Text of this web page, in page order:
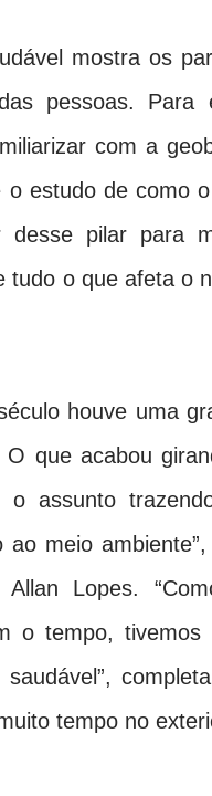
mostra os
pessoas. Para
com a
o estudo de como
desse pilar para
tudo o que afeta o
houve uma
O que acabou
o assunto
ao meio
Allan Lopes.
o tempo,
saudável”,
tempo no